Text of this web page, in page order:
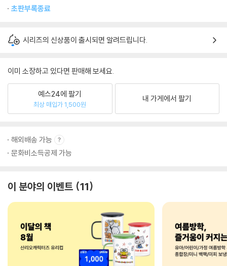
초판부록종료
시리즈의 신상품이 출시되면 알려드립니다.
이미 소장하고 있다면 판매해 보세요.
예스24에 팔기
최상 매입가 1,500원
내 가게에서 팔기
해외배송 가능
문화비소득공제 가능
이 분야의 이벤트 11